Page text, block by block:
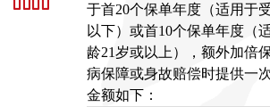
于首20个保单年度（适用于
以下）或首10个保单年度（
龄21岁或以上），额外加倍
病保障或身故赔偿时提供一
金额如下：